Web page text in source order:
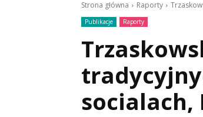
Strona główna Raporty
Publikacje Raporty
socialach,